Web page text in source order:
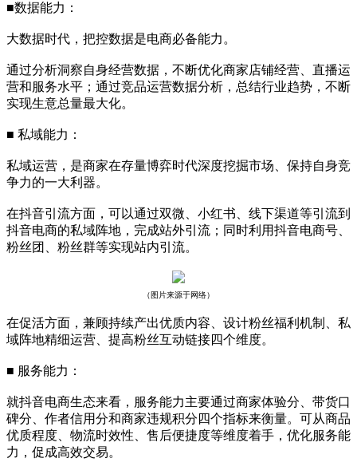
■数据能力：
大数据时代，把控数据是电商必备能力。
通过分析洞察自身经营数据，不断优化商家店铺经营、直播运
营和服务水平；通过竞品运营数据分析，总结行业趋势，不断
实现生意总量最大化。
■ 私域能力：
私域运营，是商家在存量博弈时代深度挖掘市场、保持自身竞
争力的一大利器。
在抖音引流方面，可以通过双微、小红书、线下渠道等引流到
抖音电商的私域阵地，完成站外引流；同时利用抖音电商号、
粉丝团、粉丝群等实现站内引流。
（图片来源于网络）
在促活方面，兼顾持续产出优质内容、设计粉丝福利机制、私
域阵地精细运营、提高粉丝互动链接四个维度。
■ 服务能力：
就抖音电商生态来看，服务能力主要通过商家体验分、带货口
碑分、作者信用分和商家违规积分四个指标来衡量。可从商品
优质程度、物流时效性、售后便捷度等维度着手，优化服务能
力，促成高效交易。